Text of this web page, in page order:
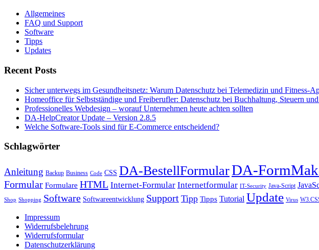
Allgemeines
FAQ und Support
Software
Tipps
Updates
Recent Posts
Sicher unterwegs im Gesundheitsnetz: Warum Datenschutz bei Telemedizin und Fitness-
Homeoffice für Selbstständige und Freiberufler: Datenschutz bei Buchhaltung, Steuern
Professionelles Webdesign – worauf Unternehmen heute achten sollten
DA-HelpCreator Update – Version 2.8.5
Welche Software-Tools sind für E-Commerce entscheidend?
Schlagwörter
Anleitung Backup Business Code CSS DA-BestellFormularDA-
Formular Formulare HTML Internet-Formular Internetformular IT-Security Java-Script
Shop Shopping Software Softwareentwicklung Support Tipp Tipps Tutorial Update Virus
Impressum
Widerrufsbelehrung
Widerrufsformular
Datenschutzerklärung